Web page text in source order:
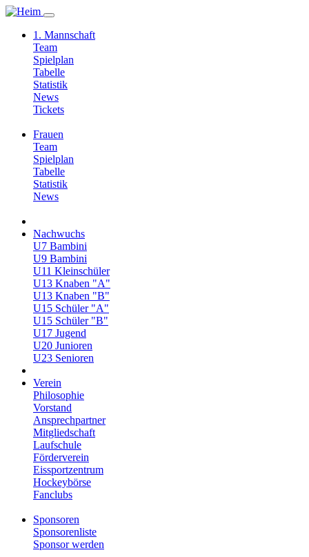
1. Mannschaft
Team
Spielplan
Tabelle
Statistik
News
Tickets
Frauen
Team
Spielplan
Tabelle
Statistik
News
Nachwuchs
U7 Bambini
U9 Bambini
U11 Kleinschüler
U13 Knaben "A"
U13 Knaben "B"
U15 Schüler "A"
U15 Schüler "B"
U17 Jugend
U20 Junioren
U23 Senioren
Verein
Philosophie
Vorstand
Ansprechpartner
Mitgliedschaft
Laufschule
Förderverein
Eissportzentrum
Hockeybörse
Fanclubs
Sponsoren
Sponsorenliste
Sponsor werden